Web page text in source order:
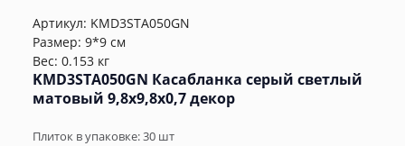
Артикул: KMD3STA050GN
Размер: 9*9 см
Вес: 0.153 кг
KMD3STA050GN Касабланка серый светлый
матовый 9,8x9,8x0,7 декор
Плиток в упаковке:30 шт